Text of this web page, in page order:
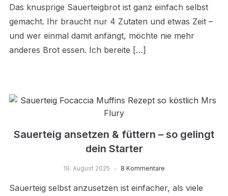
Das knusprige Sauerteigbrot ist ganz einfach selbst
gemacht. Ihr braucht nur 4 Zutaten und etwas Zeit –
und wer einmal damit anfängt, möchte nie mehr
anderes Brot essen. Ich bereite […]
Sauerteig ansetzen & füttern – so gelingt
dein Starter
19. August 2025 8 Kommentare
Sauerteig selbst anzusetzen ist einfacher, als viele